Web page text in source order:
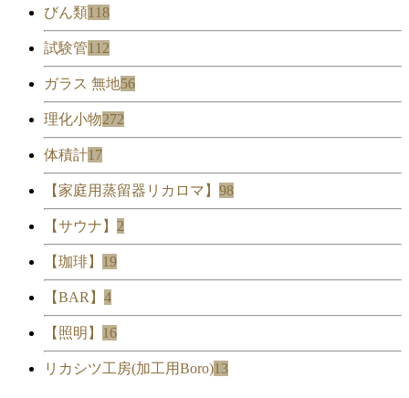
びん類118
試験管112
ガラス 無地56
理化小物272
体積計17
【家庭用蒸留器リカロマ】 98
【サウナ】 2
【珈琲】 19
【BAR】 4
【照明】 16
リカシツ工房(加工用Boro)13